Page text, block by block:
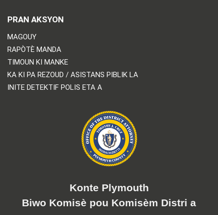
PRAN AKSYON
MAGOUY
RAPÒTÈ MANDA
TIMOUN KI MANKE
KA KI PA REZOUD / ASISTANS PIBLIK LA
INITE DETEKTIF POLIS ETA A
Konte Plymouth
Biwo Komisè pou Komisèm Distri a